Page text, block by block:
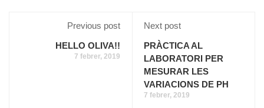
Previous post
HELLO OLIVA!!
7 febrer, 2019
Next post
PRÀCTICA AL
LABORATORI PER
MESURAR LES
VARIACIONS DE PH
7 febrer, 2019